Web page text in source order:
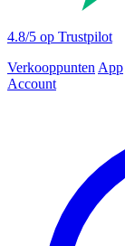
4.8/5 op Trustpilot
Verkooppunten App
Account